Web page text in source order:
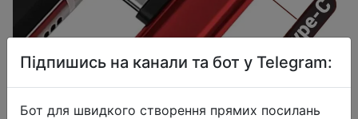
Підпишись на канали та бот у Telegram:
Бот для швидкого створення прямих посилань